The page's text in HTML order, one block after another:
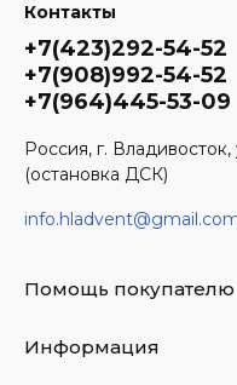
Контакты
+7(423)292-54-52
+7(908)992-54-52
+7(964)445-53-09
Россия, г.
(остановка ДСК)
Помощь покупателю
Информация